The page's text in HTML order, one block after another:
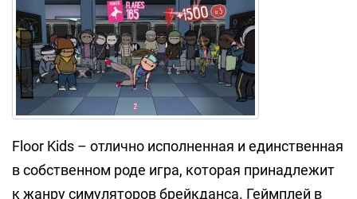
Floor Kids – отлично исполненная и единственная
в собственном роде игра, которая принадлежит
к жанру симуляторов брейкданса. Геймплей в